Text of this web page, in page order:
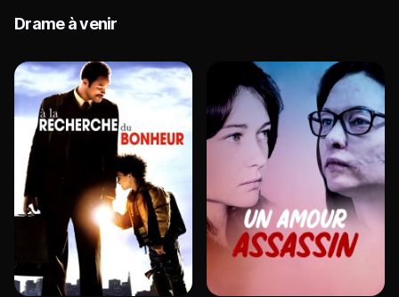
Drame à venir